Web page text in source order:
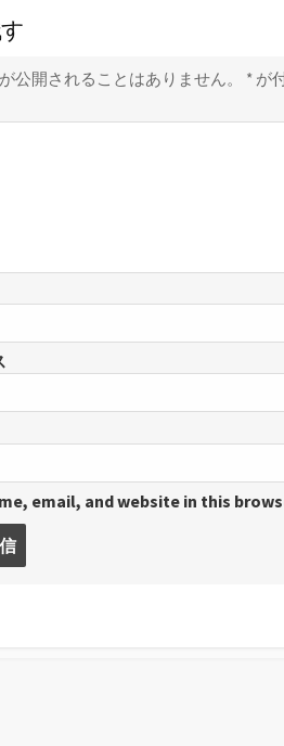
公開されることはありません。 * が
email, and website in this